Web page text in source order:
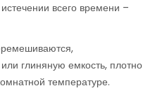
всего времени –
глиняную емкость, плотно
температуре.